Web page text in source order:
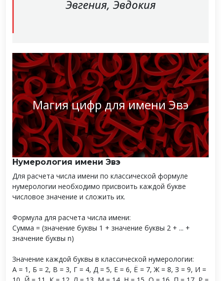
Эвгения, Эвдокия
Магия цифр для имени Эвэ
Нумерология имени Эвэ
Для расчета числа имени по классической формуле
нумерологии необходимо присвоить каждой букве
числовое значение и сложить их.
Формула для расчета числа имени:
Сумма = (значение буквы 1 + значение буквы 2 + ... +
значение буквы n)
Значение каждой буквы в классической нумерологии:
А = 1, Б = 2, В = 3, Г = 4, Д = 5, Е = 6, Ё = 7, Ж = 8, З = 9, И =